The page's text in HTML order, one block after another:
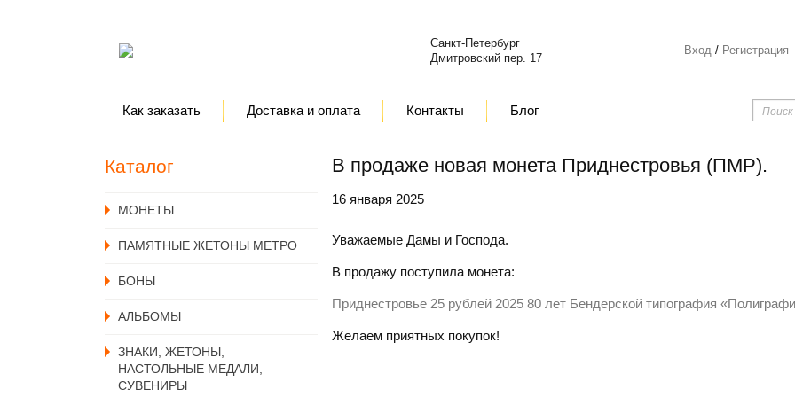
Санкт-Петербург
Дмитровский пер. 17
Вход/Регистрация
Как заказать Доставка и оплата Контакты Блог
Каталог
MОНЕТЫ
ПАМЯТНЫЕ ЖЕТОНЫ МЕТРО
БОНЫ
АЛЬБОМЫ
ЗНАКИ, ЖЕТОНЫ,
НАСТОЛЬНЫЕ МЕДАЛИ,
СУВЕНИРЫ
В продаже новая монета Приднестровья (ПМР).
16 января 2025
Уважаемые Дамы и Господа.
В продажу поступила монета:
Приднестровье 25 рублей 2025 80 лет Бендерской типография
Желаем приятных покупок!